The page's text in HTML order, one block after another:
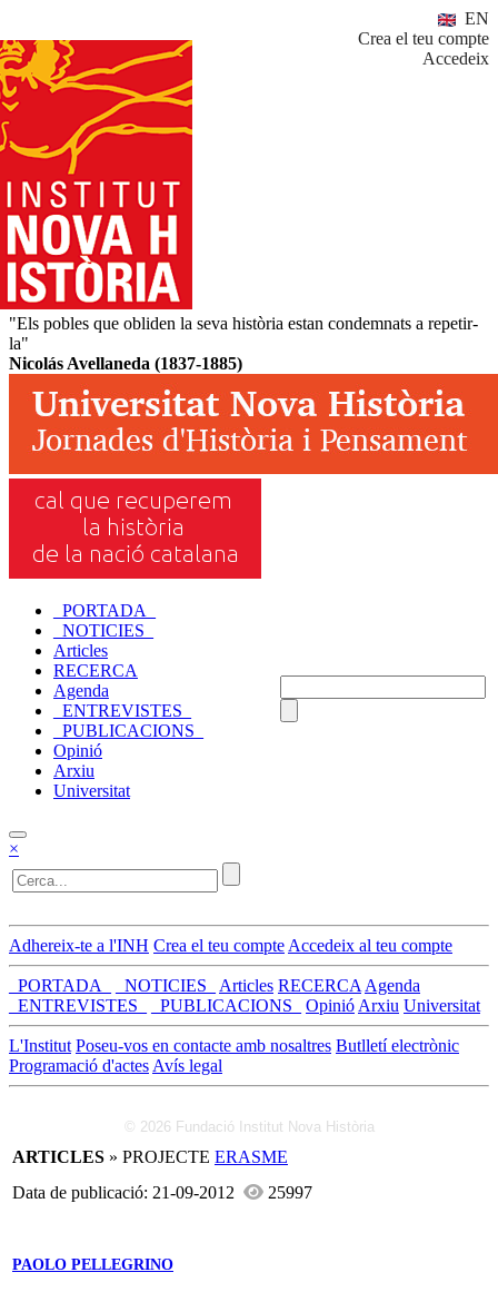
EN
Crea el teu compte
Accedeix
"Els pobles que obliden la seva història estan condemnats a repetir-
la"
Nicolás Avellaneda (1837-1885)
_PORTADA_
_NOTICIES_
Articles
RECERCA
Agenda
_ENTREVISTES_
_PUBLICACIONS_
Opinió
Arxiu
Universitat
×
Adhereix-te a l'INH Crea el teu compte Accedeix al teu compte
_PORTADA_ _NOTICIES_ Articles RECERCA Agenda
_ENTREVISTES_
_PUBLICACIONS_ Opinió Arxiu Universitat
L'Institut Poseu-vos en contacte amb nosaltres Butlletí electrònic
Programació d'actes Avís legal
© 2026 Fundació Institut Nova Història
ARTICLES » PROJECTE ERASME
Data de publicació: 21-09-2012
25997
PAOLO PELLEGRINO